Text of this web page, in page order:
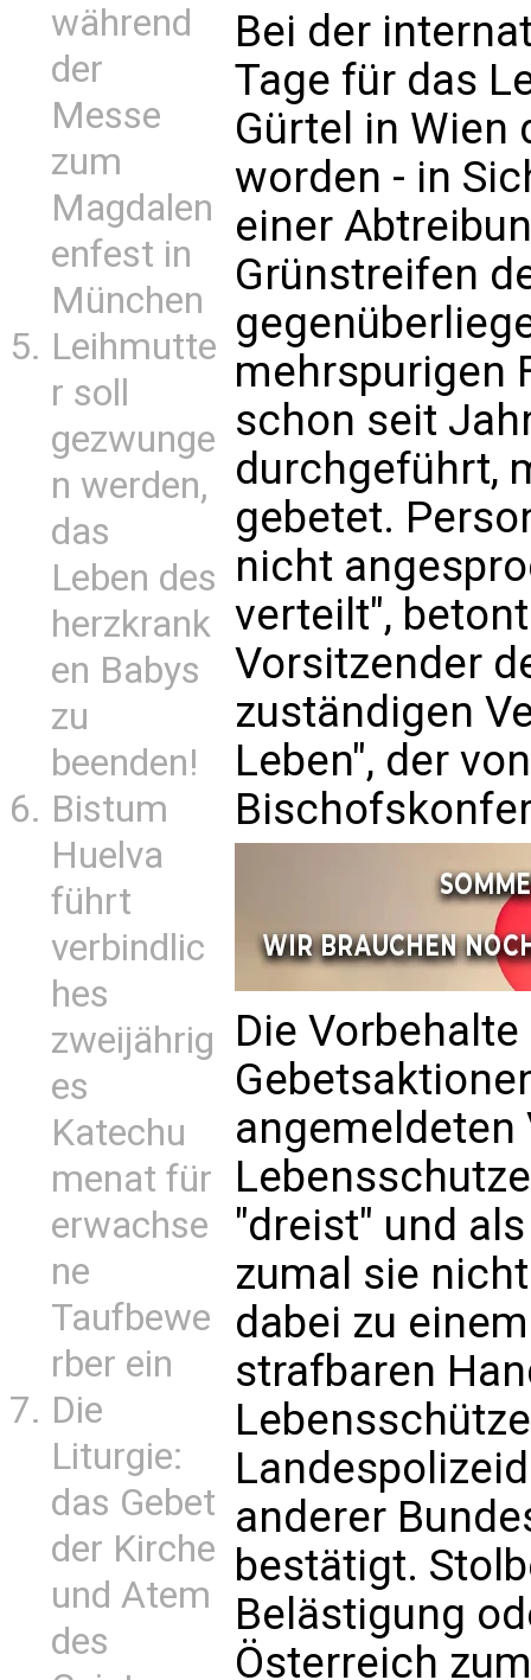
während
der
Messe
zum
Magdalen
enfest in
München
Leihmutte
r soll
gezwunge
n werden,
das
Leben des
herzkrank
en Babys
zu
beenden!
Bistum
Huelva
führt
verbindlic
hes
zweijährig
es
Katechu
menat für
erwachse
ne
Taufbewe
rber ein
Die
Liturgie:
das Gebet
der Kirche
und Atem
des
Bei der
Tage für das
Gürtel in Wien
worden - in
einer
Grünstreifen
mehrspurigen
schon seit
durchgeführt,
gebetet.
nicht
verteilt",
Vorsitzender
zuständigen
Leben", der
Die
angemeldeten
"dreist" und
zumal sie
dabei zu
strafbaren
anderer
bestätigt.
Belästigung
Österreich